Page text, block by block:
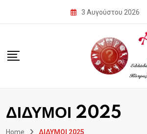
3 Αυγούστου 2026
ΔΙΔΥΜΟΙ 2025
Home ΔΙΔΥΜΟΙ 2025